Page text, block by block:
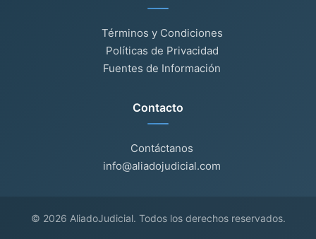
Términos y Condiciones
Políticas de Privacidad
Fuentes de Información
Contacto
Contáctanos
info@aliadojudicial.com
© 2026 AliadoJudicial. Todos los derechos reservados.